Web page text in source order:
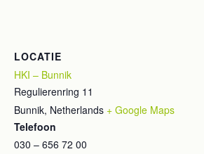
LOCATIE
HKI – Bunnik
Regulierenring 11
Bunnik, Netherlands + Google Maps
Telefoon
030 – 656 72 00